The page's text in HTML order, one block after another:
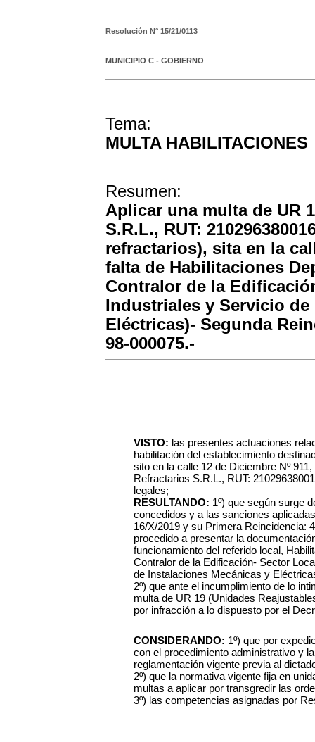
Resolución N° 15/21/0113
MUNICIPIO C - GOBIERNO
Tema:
MULTA HABILITACIONES
Resumen:
Aplicar una multa de UR
S.R.L., RUT:
refractarios), sita en la
falta de Habilitaciones
Contralor de la
Industriales y Servicio
Eléctricas)- Segunda
98-000075.-
VISTO: las presentes actuaciones
habilitación del establecimiento
sito en la calle 12 de Diciembre Nº
Refractarios S.R.L., RUT:
legales;
RESULTANDO: 1º) que según surge
concedidos y a las sanciones
16/X/2019 y su Primera Reincidencia:
procedido a presentar la
funcionamiento del referido local,
Contralor de la Edificación- Sector
de Instalaciones Mecánicas y
2º) que ante el incumplimiento de lo
multa de UR 19 (Unidades
por infracción a lo dispuesto por el
CONSIDERANDO: 1º) que por
con el procedimiento administrativo y
reglamentación vigente previa al
2º) que la normativa vigente fija en
multas a aplicar por transgredir las
3º) las competencias asignadas por